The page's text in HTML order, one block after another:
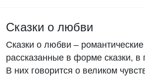
Сказки о любви
Сказки о любви –
рассказанные в форме сказки, в
В них говорится о великом